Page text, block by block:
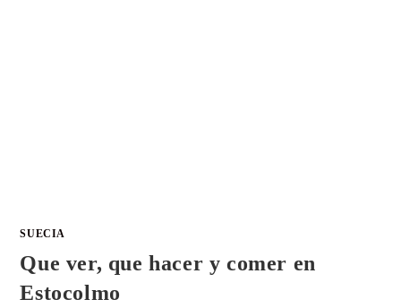
SUECIA
Que ver, que hacer y comer en
Estocolmo